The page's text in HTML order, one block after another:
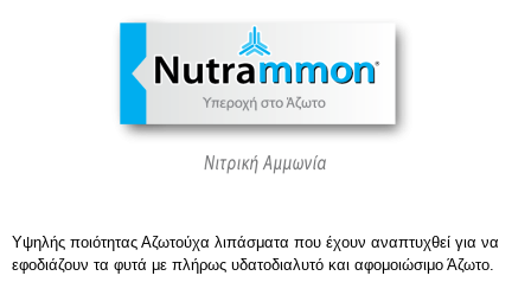
Υψηλής ποιότητας Αζωτούχα λιπάσματα που έχουν αναπτυχθεί για να
εφοδιάζουν τα φυτά με πλήρως υδατοδιαλυτό και αφομοιώσιμο Άζωτο.